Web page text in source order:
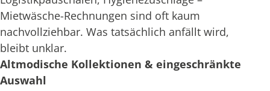
Mietwäsche-Rechnungen sind oft kaum
nachvollziehbar. Was tatsächlich anfällt wird,
bleibt unklar.
Altmodische Kollektionen & eingeschränkte
Auswahl